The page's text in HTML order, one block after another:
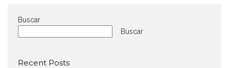
Buscar
Buscar
Recent Posts